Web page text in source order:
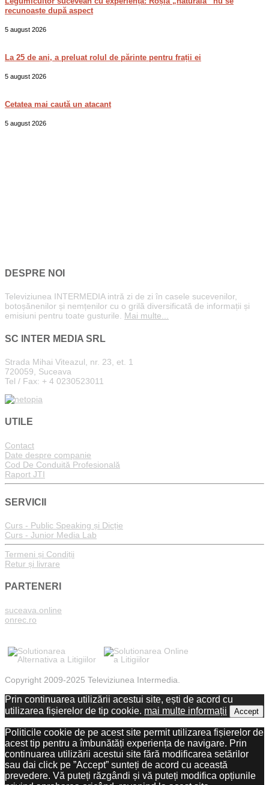
recunoaște după aspect
5 august 2026
La 25 de ani, a preluat rolul de părinte pentru frații ei
5 august 2026
Cetatea mai caută un atacant
5 august 2026
DESPRE NOI
Televiziunea INTERMEDIA intră zi de zi în casele sucevenilor,
botoșănenilor și nemțenilor cu o grilă diversificată de informații și
emisiuni pentru toate gusturile. Mai multe...
SC INTER MEDIA SRL
Strada Mihai Viteazul, nr. 23, et. 1
720059, Suceava
Tel / Fax: + 4 0230523011
UTILE
Contact
Date despre companie
Cod De Conduită Profesională
Raport JTI
SERVICII
Curs - Public Speaking și Dicție
Curs - Junior Media Lab
Termeni și Condiții
Retur și livrare
PARTENERI
suceava.online
onrec.ro
Copyright 2009-2025 Televiziunea Intermedia.
Prin continuarea utilizării acestui site, ești de acord cu
utilizarea fișierelor de tip cookie. mai multe informații Accept
Politicile cookie de pe acest site permit utilizarea fișierelor de
acest tip pentru a îmbunătăți experiența de navigare. Prin
continuarea utilizării acestui site fără modificarea setărilor
sau dai click pe ”Accept” sunteți de acord cu această
prevedere. Vă puteți răzgândi și vă puteți modifica opțiunile